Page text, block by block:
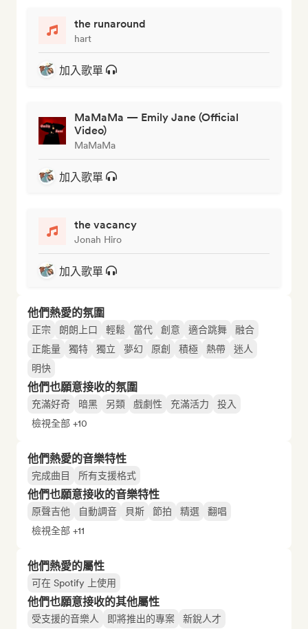
the runaround
hart
加入歌單
MaMaMa — Emily Jane (Official
Video)
MaMaMa
加入歌單
the vacancy
Jonah Hiro
加入歌單
他們熱愛的氛圍
正宗 朗朗上口 輕鬆 當代 創意 適合跳舞
融合
正能量
獨特 獨立 夢幻 原創 積極 熱帶
迷人
明快
他們也願意接收的氛圍
充滿好奇 暗黑 另類 戲劇性 充滿活力
投入
檢視全部 +10
他們熱愛的音樂特性
完成曲目 所有支援格式
他們也願意接收的音樂特性
原聲吉他 自動調音 貝斯 節拍 精選
翻唱
檢視全部 +11
他們熱愛的屬性
可在 Spotify 上使用
他們也願意接收的其他屬性
受支援的音樂人 即將推出的專案 新銳人才